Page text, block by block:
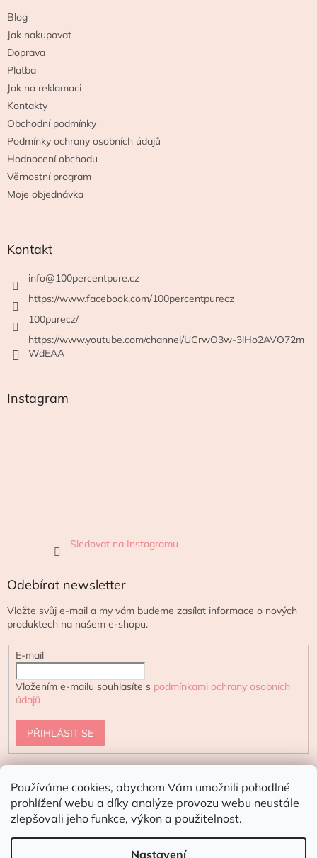
Používáme cookies, abychom Vám umožnili pohodlné
prohlížení webu a díky analýze provozu webu neustále
zlepšovali jeho funkce, výkon a použitelnost.
Nastavení
Doporučení pro letní dny:V horkých
dnech doporučujeme doručení kurýrem
Blog
Jak nakupovat
Doprava
Platba
Jak na reklamaci
Kontakty
Obchodní podmínky
Podmínky ochrany osobních údajů
Hodnocení obchodu
Věrnostní program
Moje objednávka
Kontakt
info@100percentpure.cz
https://www.facebook.com/100percentpurecz
100purecz/
https://www.youtube.com/channel/UCrwO3w-3lHo2AVO72m
WdEAA
Instagram
Sledovat na Instagramu
Odebírat newsletter
Vložte svůj e-mail a my vám budeme zasílat informace o nových
produktech na našem e-shopu.
E-mail
Vložením e-mailu souhlasíte s podmínkami ochrany osobních
údajů
PŘIHLÁSIT SE
urtekram.cz ecoteeno.cz - eshop s přírodní kosmetikou